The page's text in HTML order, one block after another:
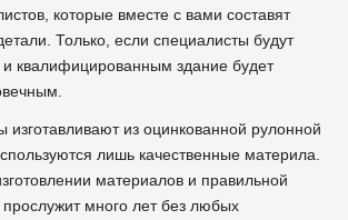
которые вместе с вами составят
Только, если специалисты будут
квалифицированным здание будет
из оцинкованной рулонной
лишь качественные материла.
материалов и правильной
прослужит много лет без любых